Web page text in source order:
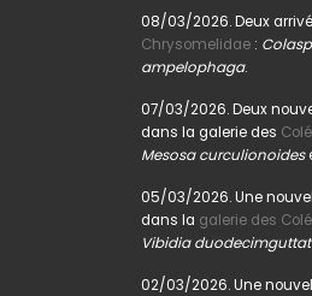
08/03/2026. Deux
Chrysomelidae :
ampelophaga.
07/03/2026. Deux
dans la galerie des
Mesosa curculionoides
05/03/2026. Une
dans la galerie des
Vibidia
02/03/2026. Une